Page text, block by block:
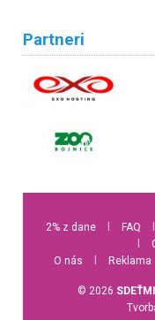
Partneri
2% z dane FAQ
O nás
Reklama
© 2026